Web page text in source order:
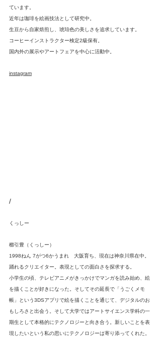
ています。
近年は珈琲を絵画技法として研究中。
生豆から自家焙煎し、琥珀色の美しさを追求しています。
コーヒーインストラクター検定2級保有。
国内外の展示やアートフェアを中心に活動中。
instagram
/
くっしー
櫛引豊（くっしー）
1998ねん 7がつ6かうまれ　大阪育ち、現在は神奈川県在中。
踊れるクリエイター。表現としての面白さを探求する。
小学生の頃、テレビアニメがきっかけでマンガを読み始め、絵
を描くことが好きになった。そしてその延長で「うごくメモ
帳」という3DSアプリで絵を描くことを通じて、デジタルのお
もしろさと出会う。そして大学ではアートサイエンス学科の一
期生として本格的にテクノロジーと向き合う。新しいことを表
現したいという私の思いにテクノロジーは寄り添ってくれた。